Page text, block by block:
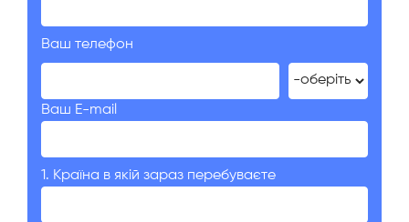
Ваш телефон
Ваш E-mail
1. Країна в якій зараз перебуваєте